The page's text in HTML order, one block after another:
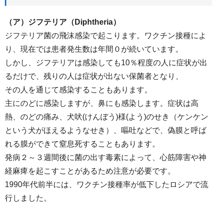
（ア）ジフテリア（Diphtheria）
ジフテリア菌の飛沫感染で起こります。ワクチン接種によ
り、現在では患者発生数は年間０が続いています。
しかし、ジフテリアは感染しても10％程度の人に症状が出
るだけで、残りの人は症状が出ない保菌者となり、
その人を通じて感染することもあります。
主にのどに感染しますが、鼻にも感染します。症状は高
熱、のどの痛み、犬吠(けんぼう)様(よう)のせき（ケンケン
という犬がほえるようなせき）、嘔吐などで、偽膜と呼ば
れる膜ができて窒息死することもあります。
発病２～３週間後に菌の出す毒素によって、心筋障害や神
経麻痺を起こすことがあるため注意が必要です。
1990年代前半には、ワクチン接種率が低下したロシアで流
行しました。